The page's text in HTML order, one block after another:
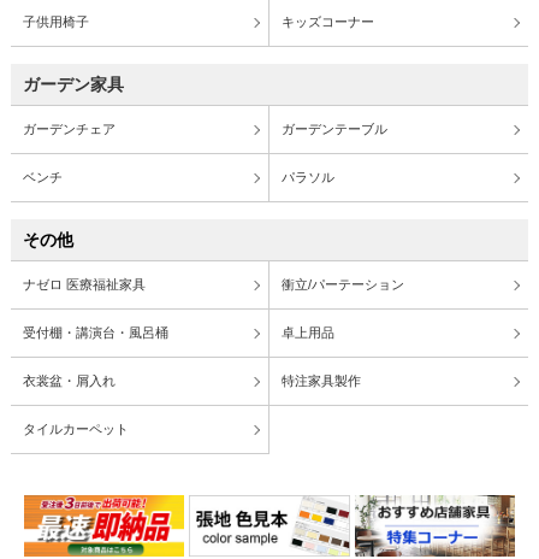
子供用椅子 キッズコーナー
ガーデン家具
ガーデンチェア ガーデンテーブル
ベンチ パラソル
その他
ナゼロ 医療福祉家具 衝立/パーテーション
受付棚・講演台・風呂桶 卓上用品
衣裳盆・屑入れ 特注家具製作
タイルカーペット